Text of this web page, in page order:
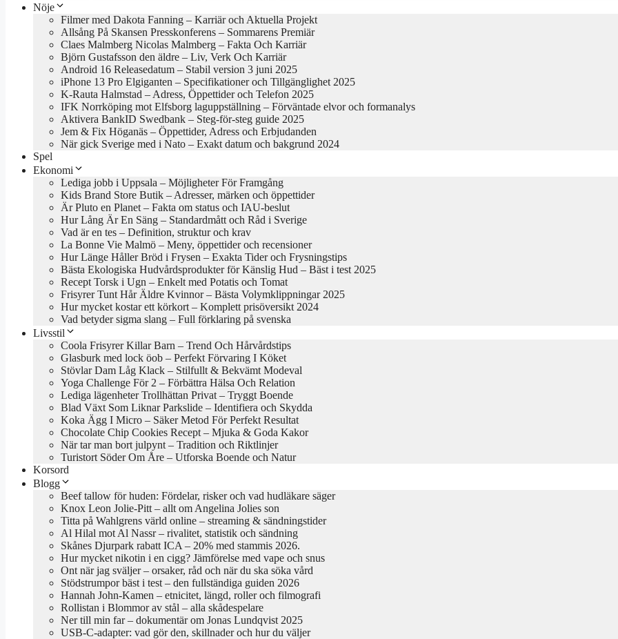
Nöje
Filmer med Dakota Fanning – Karriär och Aktuella Projekt
Allsång På Skansen Presskonferens – Sommarens Premiär
Claes Malmberg Nicolas Malmberg – Fakta Och Karriär
Björn Gustafsson den äldre – Liv, Verk Och Karriär
Android 16 Releasedatum – Stabil version 3 juni 2025
iPhone 13 Pro Elgiganten – Specifikationer och Tillgänglighet 2025
K-Rauta Halmstad – Adress, Öppettider och Telefon 2025
IFK Norrköping mot Elfsborg laguppställning – Förväntade elvor och formanalys
Aktivera BankID Swedbank – Steg-för-steg guide 2025
Jem & Fix Höganäs – Öppettider, Adress och Erbjudanden
När gick Sverige med i Nato – Exakt datum och bakgrund 2024
Spel
Ekonomi
Lediga jobb i Uppsala – Möjligheter För Framgång
Kids Brand Store Butik – Adresser, märken och öppettider
Är Pluto en Planet – Fakta om status och IAU-beslut
Hur Lång Är En Säng – Standardmått och Råd i Sverige
Vad är en tes – Definition, struktur och krav
La Bonne Vie Malmö – Meny, öppettider och recensioner
Hur Länge Håller Bröd i Frysen – Exakta Tider och Frysningstips
Bästa Ekologiska Hudvårdsprodukter för Känslig Hud – Bäst i test 2025
Recept Torsk i Ugn – Enkelt med Potatis och Tomat
Frisyrer Tunt Hår Äldre Kvinnor – Bästa Volymklippningar 2025
Hur mycket kostar ett körkort – Komplett prisöversikt 2024
Vad betyder sigma slang – Full förklaring på svenska
Livsstil
Coola Frisyrer Killar Barn – Trend Och Hårvårdstips
Glasburk med lock öob – Perfekt Förvaring I Köket
Stövlar Dam Låg Klack – Stilfullt & Bekvämt Modeval
Yoga Challenge För 2 – Förbättra Hälsa Och Relation
Lediga lägenheter Trollhättan Privat – Tryggt Boende
Blad Växt Som Liknar Parkslide – Identifiera och Skydda
Koka Ägg I Micro – Säker Metod För Perfekt Resultat
Chocolate Chip Cookies Recept – Mjuka & Goda Kakor
När tar man bort julpynt – Tradition och Riktlinjer
Turistort Söder Om Åre – Utforska Boende och Natur
Korsord
Blogg
Beef tallow för huden: Fördelar, risker och vad hudläkare säger
Knox Leon Jolie-Pitt – allt om Angelina Jolies son
Titta på Wahlgrens värld online – streaming & sändningstider
Al Hilal mot Al Nassr – rivalitet, statistik och sändning
Skånes Djurpark rabatt ICA – 20% med stammis 2026.
Hur mycket nikotin i en cigg? Jämförelse med vape och snus
Ont när jag sväljer – orsaker, råd och när du ska söka vård
Stödstrumpor bäst i test – den fullständiga guiden 2026
Hannah John-Kamen – etnicitet, längd, roller och filmografi
Rollistan i Blommor av stål – alla skådespelare
Ner till min far – dokumentär om Jonas Lundqvist 2025
USB-C-adapter: vad gör den, skillnader och hur du väljer